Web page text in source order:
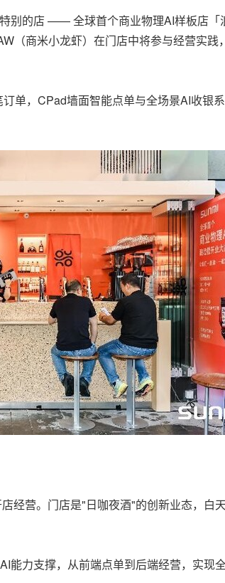
别的店 —— 全球首个商业物理AI样板店「
（商米小龙虾）在门店中将参与经营实践
单，CPad墙面智能点单与全场景AI收银
经营。门店是"日咖夜酒"的创新业态，白
力支撑，从前端点单到后端经营，实现